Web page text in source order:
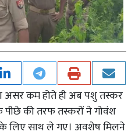
असर कम होते ही अब पशु तस्कर
पीछे की तरफ तस्करों ने गोवंश
के लिए साथ ले गए। अवशेष मिलने